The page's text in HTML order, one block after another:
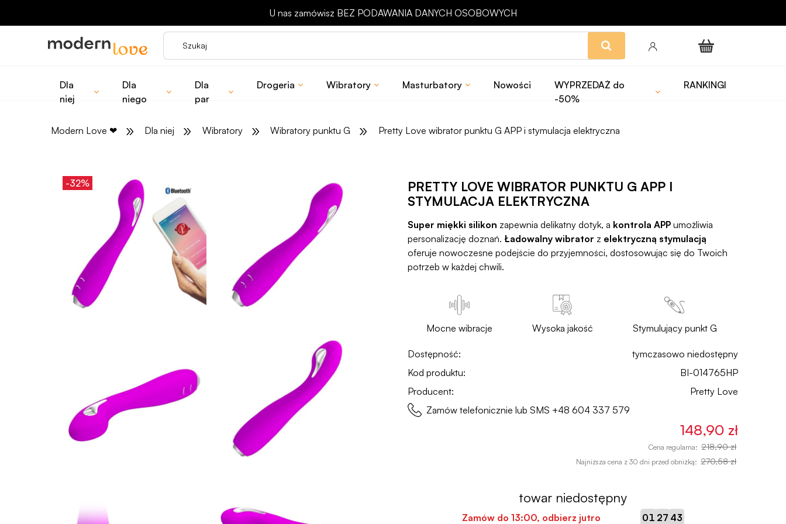
U nas zamówisz BEZ PODAWANIA DANYCH OSOBOWYCH
Dla
niej
Dla
niego
Dla
par
Drogeria Wibratory Masturbatory Nowości
WYPRZEDAŻ do
-50%
RANKINGI
Modern Love ❤ » Dla niej » Wibratory » Wibratory punktu G » Pretty Love wibrator punktu G APP i stymulacja elektryczna
-32%
PRETTY LOVE WIBRATOR PUNKTU G APP I
STYMULACJA ELEKTRYCZNA
Super miękki silikon zapewnia delikatny dotyk, a kontrola APP umożliwia
personalizację doznań. Ładowalny wibrator z elektryczną stymulacją
oferuje nowoczesne podejście do przyjemności, dostosowując się do Twoich
potrzeb w każdej chwili.
Mocne wibracje Wysoka jakość Stymulujący punkt G
Dostępność:
tymczasowo niedostępny
Kod produktu:
BI-014765HP
Producent:
Pretty Love
Zamów telefonicznie lub SMS +48 604 337 579
148,90 zł
Cena regularna: 218,90 zł
Najniższa cena z 30 dni przed obniżką: 270,58 zł
towar niedostępny
Zamów do 13:00, odbierz jutro 01 27: 42